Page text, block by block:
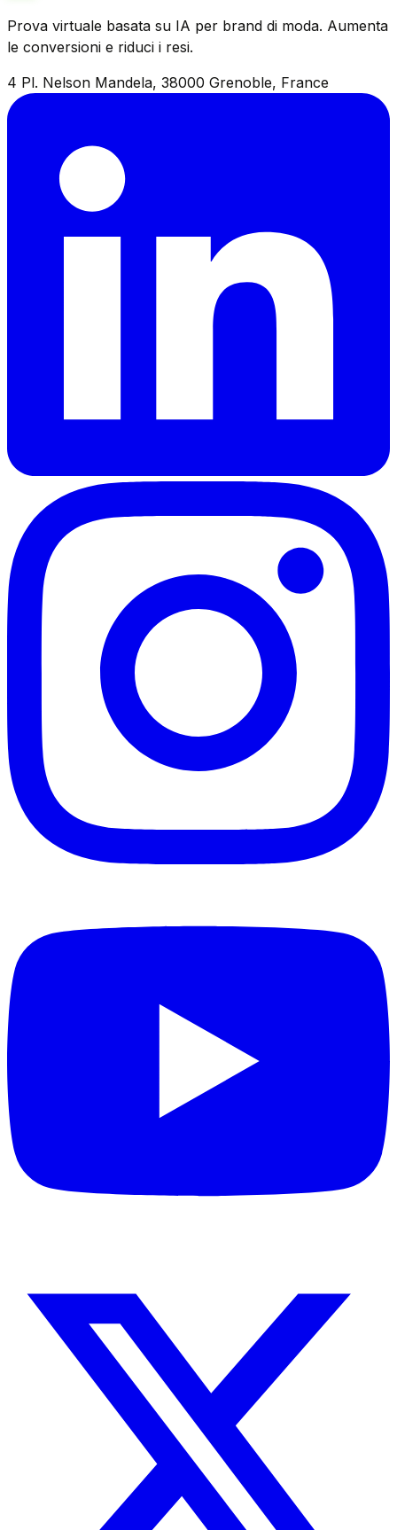
Prova virtuale basata su IA per brand di moda. Aumenta
le conversioni e riduci i resi.
4 Pl. Nelson Mandela, 38000 Grenoble, France